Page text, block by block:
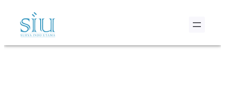
content